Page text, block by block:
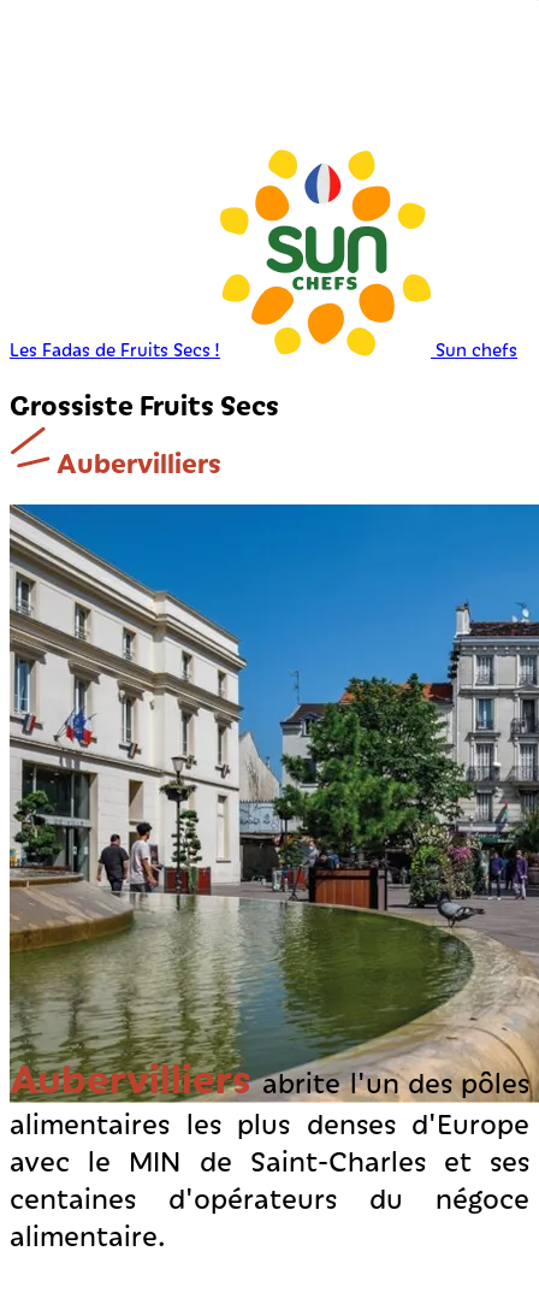
Les Fadas de Fruits Secs ! Sun chefs
Grossiste Fruits Secs
Aubervilliers
Aubervilliersabrite l'un des pôles
alimentaires les plus denses d'Europe
avec le MIN de Saint-Charles et ses
centaines d'opérateurs du négoce
alimentaire.